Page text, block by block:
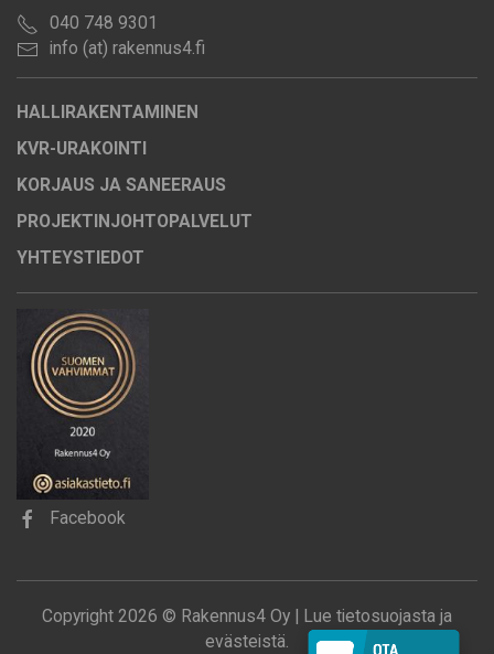
040 748 9301
info (at) rakennus4.fi
HALLIRAKENTAMINEN
KVR-URAKOINTI
KORJAUS JA SANEERAUS
PROJEKTINJOHTOPALVELUT
YHTEYSTIEDOT
Facebook
Copyright 2026 © Rakennus4 Oy | Lue tietosuojasta ja
evästeistä.